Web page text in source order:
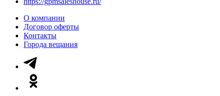
О компании
Договор оферты
Контакты
Города вещания